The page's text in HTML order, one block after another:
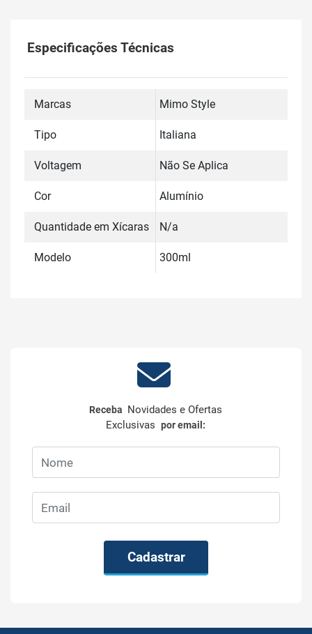
Especificações Técnicas
Marcas Mimo Style
Tipo Italiana
Voltagem Não Se Aplica
Cor Alumínio
Quantidade em Xícaras N/a
Modelo 300ml
Receba Novidades e Ofertas
Exclusivaspor email:
Cadastrar